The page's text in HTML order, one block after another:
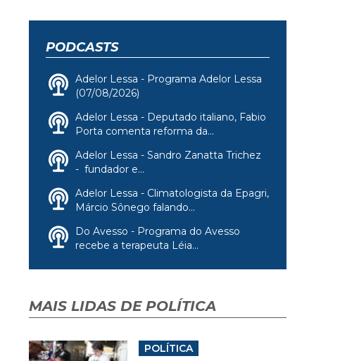
PODCASTS
Adelor Lessa - Programa Adelor Lessa
(07/08/2026)
Adelor Lessa - Deputado italiano, Fabio
Porta comenta reforma da...
Adelor Lessa - Sandro Zanatta Trichez
- fundador e...
Adelor Lessa - Climatologista da Epagri,
Márcio Sônego falando...
Do Avesso - Programa do Avesso
recebe a terapeuta Léia...
MAIS LIDAS DE POLÍTICA
POLÍTICA